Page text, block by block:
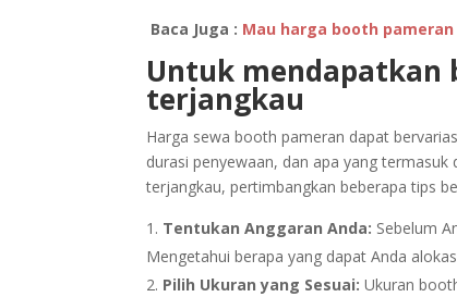
Baca Juga : Mau harga booth
Untuk mendapatkan
terjangkau
Harga sewa booth pameran dapat
durasi penyewaan, dan apa yang
terjangkau, pertimbangkan beberapa tips
Tentukan Anggaran Anda: Sebelum
Mengetahui berapa yang dapat Anda
Pilih Ukuran yang Sesuai: Ukuran